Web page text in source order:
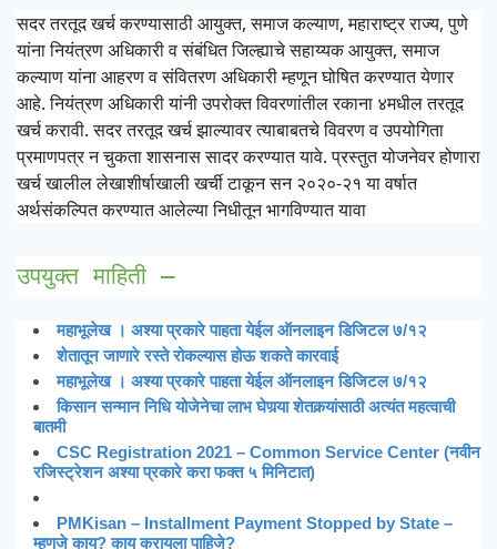
सदर तरतूद खर्च करण्यासाठी आयुक्त, समाज कल्याण, महाराष्ट्र राज्य, पुणे
यांना नियंत्रण अधिकारी व संबंधित जिल्ह्याचे सहाय्यक आयुक्त, समाज
कल्याण यांना आहरण व संवितरण अधिकारी म्हणून घोषित करण्यात येणार
आहे. नियंत्रण अधिकारी यांनी उपरोक्त विवरणांतील रकाना ४मधील तरतूद
खर्च करावी. सदर तरतूद खर्च झाल्यावर त्याबाबतचे विवरण व उपयोगिता
प्रमाणपत्र न चुकता शासनास सादर करण्यात यावे. प्रस्तुत योजनेवर होणारा
खर्च खालील लेखाशीर्षाखाली खर्ची टाकून सन २०२०-२१ या वर्षात
अर्थसंकल्पित करण्यात आलेल्या निधीतून भागविण्यात यावा
उपयुक्त माहिती –
महाभूलेख । अश्या प्रकारे पाहता येईल ऑनलाइन डिजिटल ७/१२
शेतातून जाणारे रस्ते रोकल्यास होऊ शकते कारवाई
महाभूलेख । अश्या प्रकारे पाहता येईल ऑनलाइन डिजिटल ७/१२
किसान सन्मान निधि योजेनेचा लाभ घेणर्‍या शेतकर्‍यांसाठी अत्यंत महत्वाची
बातमी
CSC Registration 2021 – Common Service Center (नवीन
रजिस्ट्रेशन अश्या प्रकारे करा फक्त ५ मिनिटात)
PMKisan – Installment Payment Stopped by State –
म्हणजे काय? काय करायला पाहिजे?